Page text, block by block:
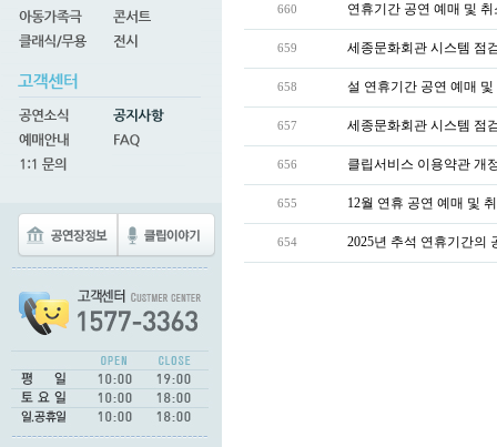
660 연휴기간 공연 예매 및
659 세종문화회관 시스템 점
658 설 연휴기간 공연 예매
657 세종문화회관 시스템 점
656 클립서비스 이용약관 개
655 12월 연휴 공연 예매 및
654 2025년 추석 연휴기간의